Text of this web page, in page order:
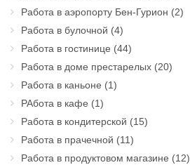
Работа в аэропорту Бен-Гурион (2)
Работа в булочной (4)
Работа в гостинице (44)
Работа в доме престарелых (20)
Работа в каньоне (1)
РАбота в кафе (1)
Работа в кондитерской (15)
Работа в прачечной (11)
Работа в продуктовом магазине (12)